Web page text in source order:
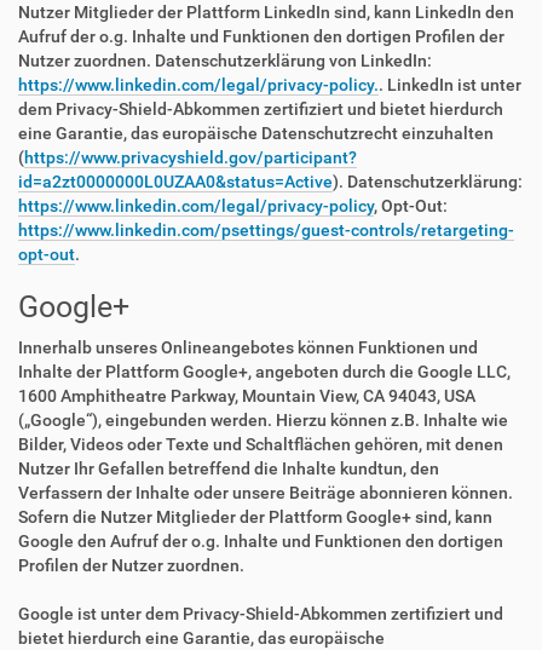
Nutzer Mitglieder der Plattform LinkedIn sind, kann LinkedIn den
Aufruf der o.g. Inhalte und Funktionen den dortigen Profilen der
Nutzer zuordnen. Datenschutzerklärung von LinkedIn:
https://www.linkedin.com/legal/privacy-policy.. LinkedIn ist unter
dem Privacy-Shield-Abkommen zertifiziert und bietet hierdurch
eine Garantie, das europäische Datenschutzrecht einzuhalten
(https://www.privacyshield.gov/participant?
id=a2zt0000000L0UZAA0&status=Active). Datenschutzerklärung:
https://www.linkedin.com/legal/privacy-policy, Opt-Out:
https://www.linkedin.com/psettings/guest-controls/retargeting-
opt-out.
Google+
Innerhalb unseres Onlineangebotes können Funktionen und
Inhalte der Plattform Google+, angeboten durch die Google LLC,
1600 Amphitheatre Parkway, Mountain View, CA 94043, USA
(„Google“), eingebunden werden. Hierzu können z.B. Inhalte wie
Bilder, Videos oder Texte und Schaltflächen gehören, mit denen
Nutzer Ihr Gefallen betreffend die Inhalte kundtun, den
Verfassern der Inhalte oder unsere Beiträge abonnieren können.
Sofern die Nutzer Mitglieder der Plattform Google+ sind, kann
Google den Aufruf der o.g. Inhalte und Funktionen den dortigen
Profilen der Nutzer zuordnen.
Google ist unter dem Privacy-Shield-Abkommen zertifiziert und
bietet hierdurch eine Garantie, das europäische